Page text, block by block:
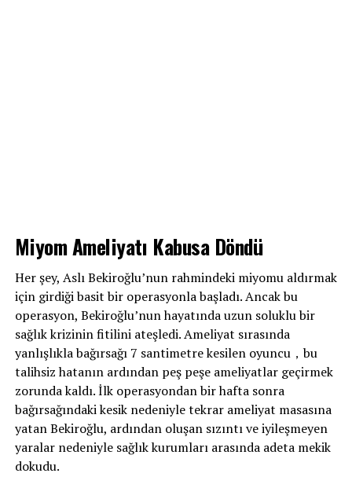
Miyom Ameliyatı Kabusa Döndü
Her şey, Aslı Bekiroğlu’nun rahmindeki miyomu aldırmak
için girdiği basit bir operasyonla başladı. Ancak bu
operasyon, Bekiroğlu’nun hayatında uzun soluklu bir
sağlık krizinin fitilini ateşledi. Ameliyat sırasında
yanlışlıkla bağırsağı 7 santimetre kesilen oyuncu，bu
talihsiz hatanın ardından peş peşe ameliyatlar geçirmek
zorunda kaldı. İlk operasyondan bir hafta sonra
bağırsağındaki kesik nedeniyle tekrar ameliyat masasına
yatan Bekiroğlu, ardından oluşan sızıntı ve iyileşmeyen
yaralar nedeniyle sağlık kurumları arasında adeta mekik
dokudu.